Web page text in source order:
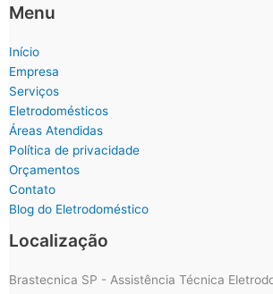
Menu
Início
Empresa
Serviços
Eletrodomésticos
Áreas Atendidas
Política de privacidade
Orçamentos
Contato
Blog do Eletrodoméstico
Localização
Brastecnica SP - Assistência Técnica